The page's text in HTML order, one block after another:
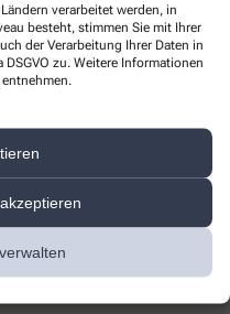
verarbeitet werden, in
besteht, stimmen Sie mit Ihrer
der Verarbeitung Ihrer Daten in
zu. Weitere Informationen
entnehmen.
dass die von mir angegebenen
und meine Daten an die
werden. Rechtsgrundlage
DS-GVO. Die Einwilligung kann
Mail an
Bearbeitung Ihrer Anfrage
Sie bittedas Herz